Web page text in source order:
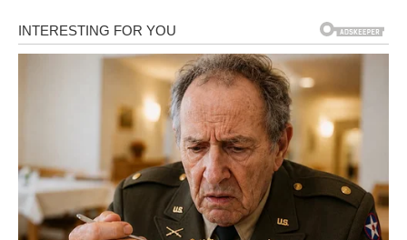
svježe ubranu lozu iz vrta. Takav osjećaj topline i
pažnje ostaje u najljepšim sjećanjima turista, jer u
velikim turističkim centrima ljudi su često samo broj,
dok ovdje svaki gost dobije pažnju i poštovanje.
Plaže su male i skrivene,bez pretrpanih ležaljki i
suncobrana
, a more je izuzetno čisto i prozirno. Miris soli
i borova širi se cijelim mjestom, pružajući osjećaj bijega
od svakodnevnog stresa i užurbanog života. Neki turisti
provode sate sjedeći uz obalu, dok drugi biraju